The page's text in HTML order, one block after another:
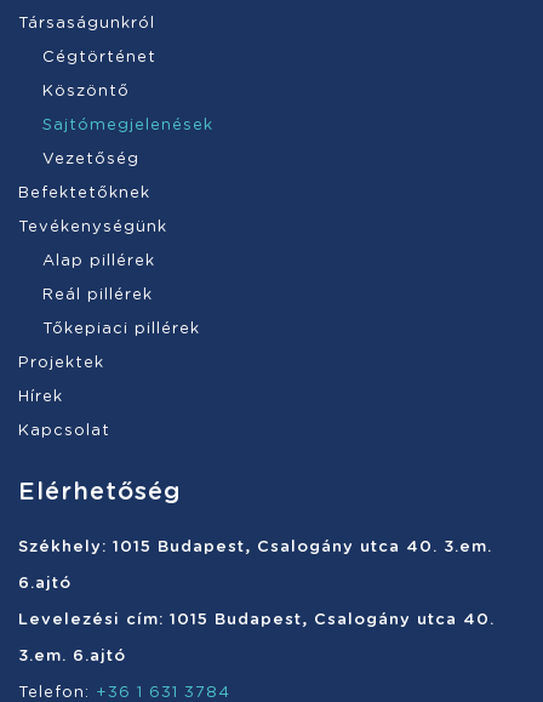
Társaságunkról
Cégtörténet
Köszöntő
Sajtómegjelenések
Vezetőség
Befektetőknek
Tevékenységünk
Alap pillérek
Reál pillérek
Tőkepiaci pillérek
Projektek
Hírek
Kapcsolat
Elérhetőség
Székhely: 1015 Budapest, Csalogány utca 40. 3.em.
6.ajtó
Levelezési cím: 1015 Budapest, Csalogány utca 40.
3.em. 6.ajtó
Telefon: +36 1 631 3784